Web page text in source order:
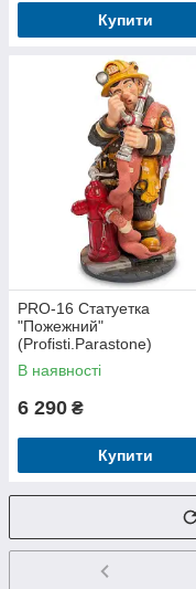
Купити
PRO-16 Статуетка
"Пожежний"
(Profisti.Parastone)
В наявності
6 290 ₴
Купити